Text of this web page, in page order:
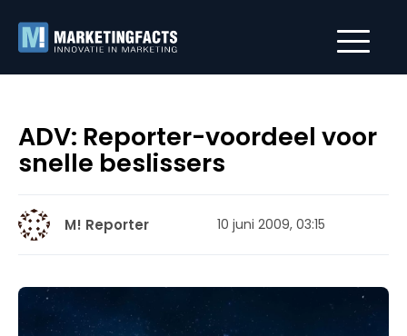
ADV: Reporter-voordeel voor
snelle beslissers
M! Reporter 10 juni 2009, 03:15